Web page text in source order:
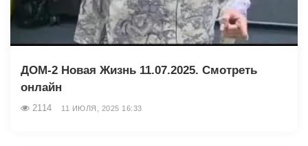
ДОМ-2 Новая Жизнь 11.07.2025. Смотреть
онлайн
2114 11 ИЮЛЯ, 2025 16:33